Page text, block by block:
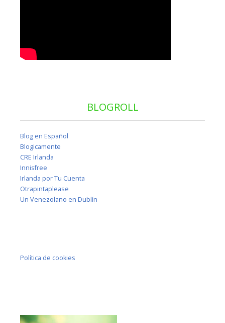
BLOGROLL
Blog en Español
Blogicamente
CRE Irlanda
Innisfree
Irlanda por Tu Cuenta
Otrapintaplease
Un Venezolano en Dublín
Política de cookies